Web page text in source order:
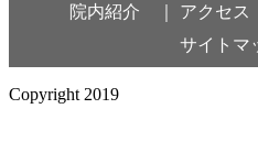
院内紹介 ｜
アクセス
サイトマ
Copyright 2019